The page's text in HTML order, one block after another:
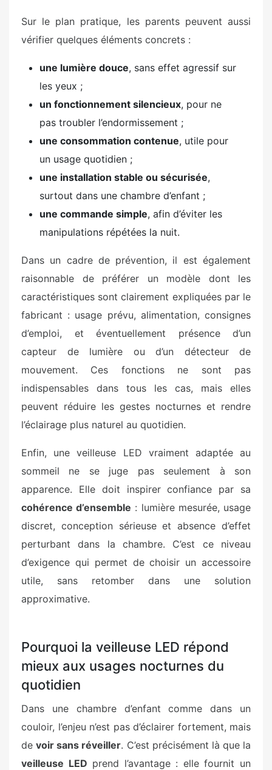
Sur le plan pratique, les parents peuvent aussi
vérifier quelques éléments concrets :
une lumière douce, sans effet agressif sur
les yeux ;
un fonctionnement silencieux, pour ne
pas troubler l’endormissement ;
une consommation contenue, utile pour
un usage quotidien ;
une installation stable ou sécurisée,
surtout dans une chambre d’enfant ;
une commande simple, afin d’éviter les
manipulations répétées la nuit.
Dans un cadre de prévention, il est également
raisonnable de préférer un modèle dont les
caractéristiques sont clairement expliquées par le
fabricant : usage prévu, alimentation, consignes
d’emploi, et éventuellement présence d’un
capteur de lumière ou d’un détecteur de
mouvement. Ces fonctions ne sont pas
indispensables dans tous les cas, mais elles
peuvent réduire les gestes nocturnes et rendre
l’éclairage plus naturel au quotidien.
Enfin, une veilleuse LED vraiment adaptée au
sommeil ne se juge pas seulement à son
apparence. Elle doit inspirer confiance par sa
cohérence d’ensemble : lumière mesurée, usage
discret, conception sérieuse et absence d’effet
perturbant dans la chambre. C’est ce niveau
d’exigence qui permet de choisir un accessoire
utile, sans retomber dans une solution
approximative.
Pourquoi la veilleuse LED répond
mieux aux usages nocturnes du
quotidien
Dans une chambre d’enfant comme dans un
couloir, l’enjeu n’est pas d’éclairer fortement, mais
devoir sans réveiller. C’est précisément là que la
veilleuse LED prend l’avantage : elle fournit un